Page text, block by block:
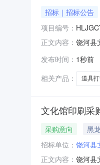
招标｜招标公告
项目编号：
正文内容： 饶河县
板*1个
发布时间： 1秒前
相关产品：
道具
文化馆印刷采
采购意向 黑
招标单位： 饶河县
正文内容： 饶河县